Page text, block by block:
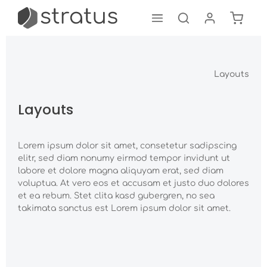
Zum Hauptinhalt springen
Layouts
Layouts
Lorem ipsum dolor sit amet, consetetur sadipscing
elitr, sed diam nonumy eirmod tempor invidunt ut
labore et dolore magna aliquyam erat, sed diam
voluptua. At vero eos et accusam et justo duo dolores
et ea rebum. Stet clita kasd gubergren, no sea
takimata sanctus est Lorem ipsum dolor sit amet.